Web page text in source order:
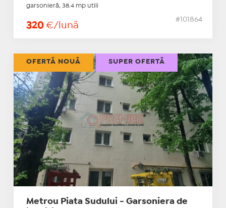
garsonieră, 38.4 mp utili
320 €/lună
#101864
Metrou Piata Sudului - Garsoniera de
OFERTĂ NOUĂ SUPER OFERTĂ